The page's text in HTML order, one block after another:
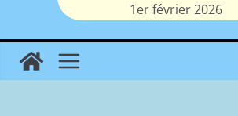
1er février 2026